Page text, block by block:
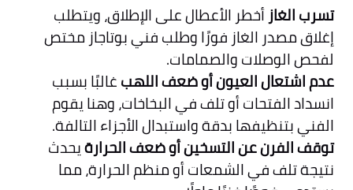
تسرب الغازأخطر الأعطال على الإطلاق، ويتطلب
إغلاق مصدر الغاز فورًا وطلب فني بوتاجاز مختص
لفحص الوصلات والصمامات.
عدم اشتعال العيون أو ضعف اللهبغالبًا بسبب
انسداد الفتحات أو تلف في البخاخات، وهنا يقوم
الفني بتنظيفها بدقة واستبدال الأجزاء التالفة.
توقف الفرن عن التسخين أو ضعف الحرارةيحدث
نتيجة تلف في الشمعات أو منظم الحرارة، مما